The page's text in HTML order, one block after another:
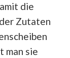
die
Zutaten
man sie